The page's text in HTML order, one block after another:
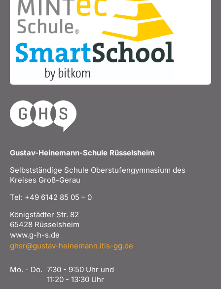
Gustav-Heinemann-Schule Rüsselsheim
Selbstständige Schule Oberstufengymnasium des
Kreises Groß-Gerau
Tel: +49 6142 85 05 – 0
Königstädter Str. 82
65428 Rüsselsheim
www.g-h-s.de
ghsr@gustav-heinemann.itis-gg.de
Mo. - Do. 7:30 - 9:50 Uhr und
11:20 - 13:30 Uhr